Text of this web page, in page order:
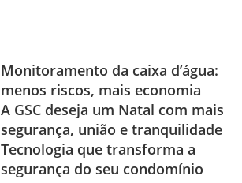
Monitoramento da caixa d’água:
menos riscos, mais economia
A GSC deseja um Natal com mais
segurança, união e tranquilidade
Tecnologia que transforma a
segurança do seu condomínio